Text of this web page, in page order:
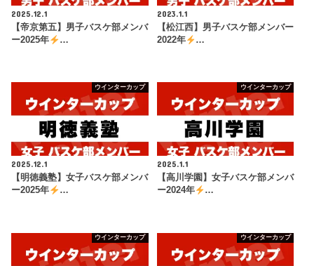
2025.12.1
【帝京第五】男子バスケ部メンバ
ー2025年
…
2023.1.1
【松江西】男子バスケ部メンバー
2022年
…
ウインターカップ
2025.12.1
【明徳義塾】女子バスケ部メンバ
ー2025年
…
ウインターカップ
2025.1.1
【高川学園】女子バスケ部メンバ
ー2024年
…
ウインターカップ ウインターカップ